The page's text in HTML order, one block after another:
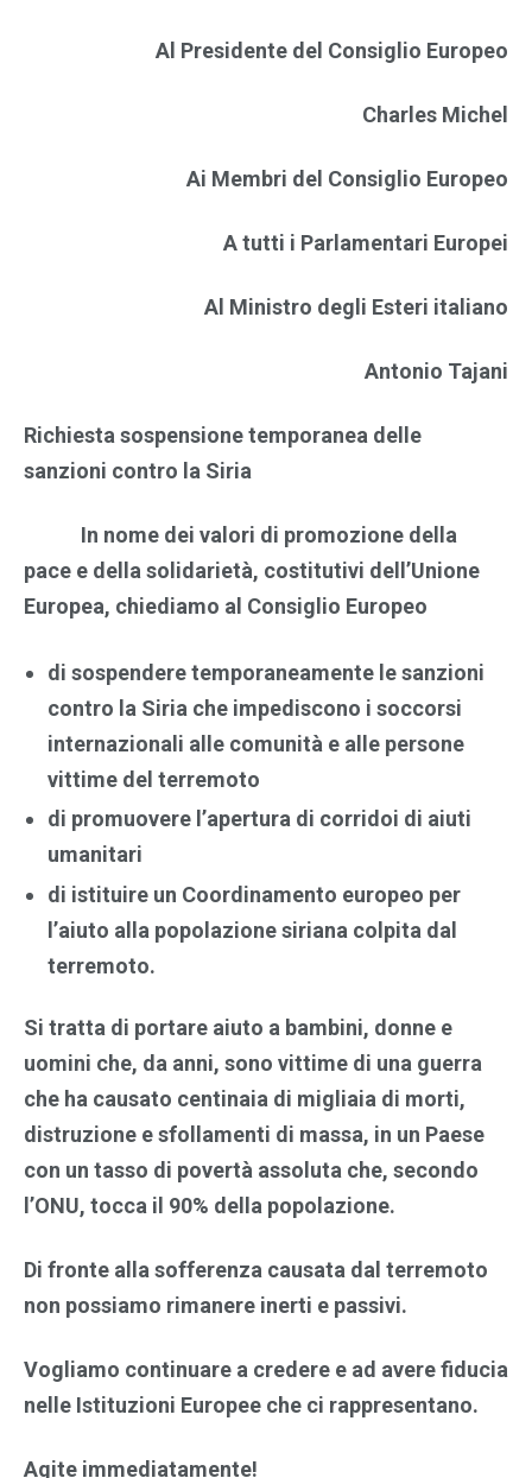
Al Presidente del Consiglio Europeo
Charles Michel
Ai Membri del Consiglio Europeo
A tutti i Parlamentari Europei
Al Ministro degli Esteri italiano
Antonio Tajani
Richiesta sospensione temporanea delle
sanzioni contro la Siria
In nome dei valori di promozione della
pace e della solidarietà, costitutivi dell’Unione
Europea, chiediamo al Consiglio Europeo
di sospendere temporaneamente le sanzioni
contro la Siria che impediscono i soccorsi
internazionali alle comunità e alle persone
vittime del terremoto
di promuovere l’apertura di corridoi di aiuti
umanitari
di istituire un Coordinamento europeo per
l’aiuto alla popolazione siriana colpita dal
terremoto.
Si tratta di portare aiuto a bambini, donne e
uomini che, da anni, sono vittime di una guerra
che ha causato centinaia di migliaia di morti,
distruzione e sfollamenti di massa, in un Paese
con un tasso di povertà assoluta che, secondo
l’ONU, tocca il 90% della popolazione.
Di fronte alla sofferenza causata dal terremoto
non possiamo rimanere inerti e passivi.
Vogliamo continuare a credere e ad avere fiducia
nelle Istituzioni Europee che ci rappresentano.
Agite immediatamente!